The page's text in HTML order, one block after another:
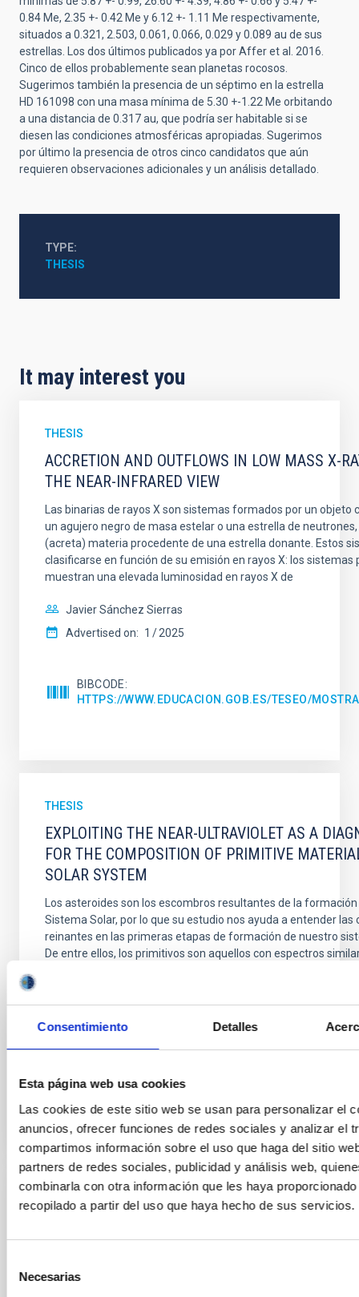
Consentimiento Detalles
Esta página web usa cookies
Las cookies de este sitio web se usan para personalizar el
anuncios, ofrecer funciones de redes sociales y analizar el
compartimos información sobre el uso que haga del sitio
partners de redes sociales, publicidad y análisis web,
combinarla con otra información que les haya
recopilado a partir del uso que haya hecho de sus servicios.
Necesarias
0.84 Me, 2.35 +- 0.42 Me y 6.12 +- 1.11 Me respectivamente,
situados a 0.321, 2.503, 0.061, 0.066, 0.029 y 0.089 au de sus
estrellas. Los dos últimos publicados ya por Affer et al. 2016.
Cinco de ellos probablemente sean planetas rocosos.
Sugerimos también la presencia de un séptimo en la estrella
HD 161098 con una masa mínima de 5.30 +-1.22 Me orbitando
a una distancia de 0.317 au, que podría ser habitable si se
diesen las condiciones atmosféricas apropiadas. Sugerimos
por último la presencia de otros cinco candidatos que aún
requieren observaciones adicionales y un análisis detallado.
TYPE
THESIS
It may interest you
THESIS
ACCRETION AND OUTFLOWS IN LOW MASS X-
THE NEAR-INFRARED VIEW
Las binarias de rayos X son sistemas formados por un objeto
un agujero negro de masa estelar o una estrella de
(acreta) materia procedente de una estrella donante. Estos
clasificarse en función de su emisión en rayos X: los sistemas
muestran una elevada luminosidad en rayos X de
Javier Sánchez Sierras
Advertised on: 1 2025
BIBCODE
HTTPS://WWW.EDUCACION.GOB.ES/TESEO/
THESIS
EXPLOITING THE NEAR-ULTRAVIOLET AS A
FOR THE COMPOSITION OF PRIMITIVE
SOLAR SYSTEM
Los asteroides son los escombros resultantes de la
Sistema Solar, por lo que su estudio nos ayuda a entender las
reinantes en las primeras etapas de formación de nuestro
De entre ellos, los primitivos son aquellos con espectros
Fernando Tinaut Ruano
Advertised on:
BIBCODE
THESIS
Un tránsito de una exoplaneta ocurre cuando este se